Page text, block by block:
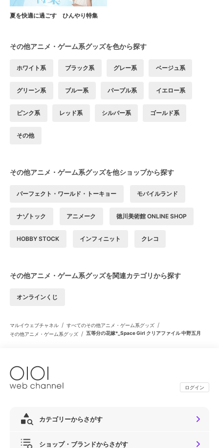
夏を快適に過ごす ひんやり特集
その他アニメ・ゲーム系グッズを色から探す
ホワイト系 ブラック系 グレー系 ベージュ系
グリーン系 ブルー系 パープル系 イエロー系
ピンク系 レッド系 シルバー系 ゴールド系
その他
その他アニメ・ゲーム系グッズを他ショップから探す
パーフェクト・ワールド・トーキョー モバイルランド
ナゾトック アニメーク 徳川美術館 ONLINE SHOP
HOBBY STOCK インフィニット クレコ
その他アニメ・ゲーム系グッズを関連カテゴリから探す
オンラインくじ
マルイウェブチャネル / すべてのその他アニメ・ゲーム系グッズ /
その他アニメ・ゲーム系グッズ / 五等分の花嫁*_Space Girl クリアファイル 中野五月
ログイン
カテゴリーからさがす
ショップ・ブランドからさがす